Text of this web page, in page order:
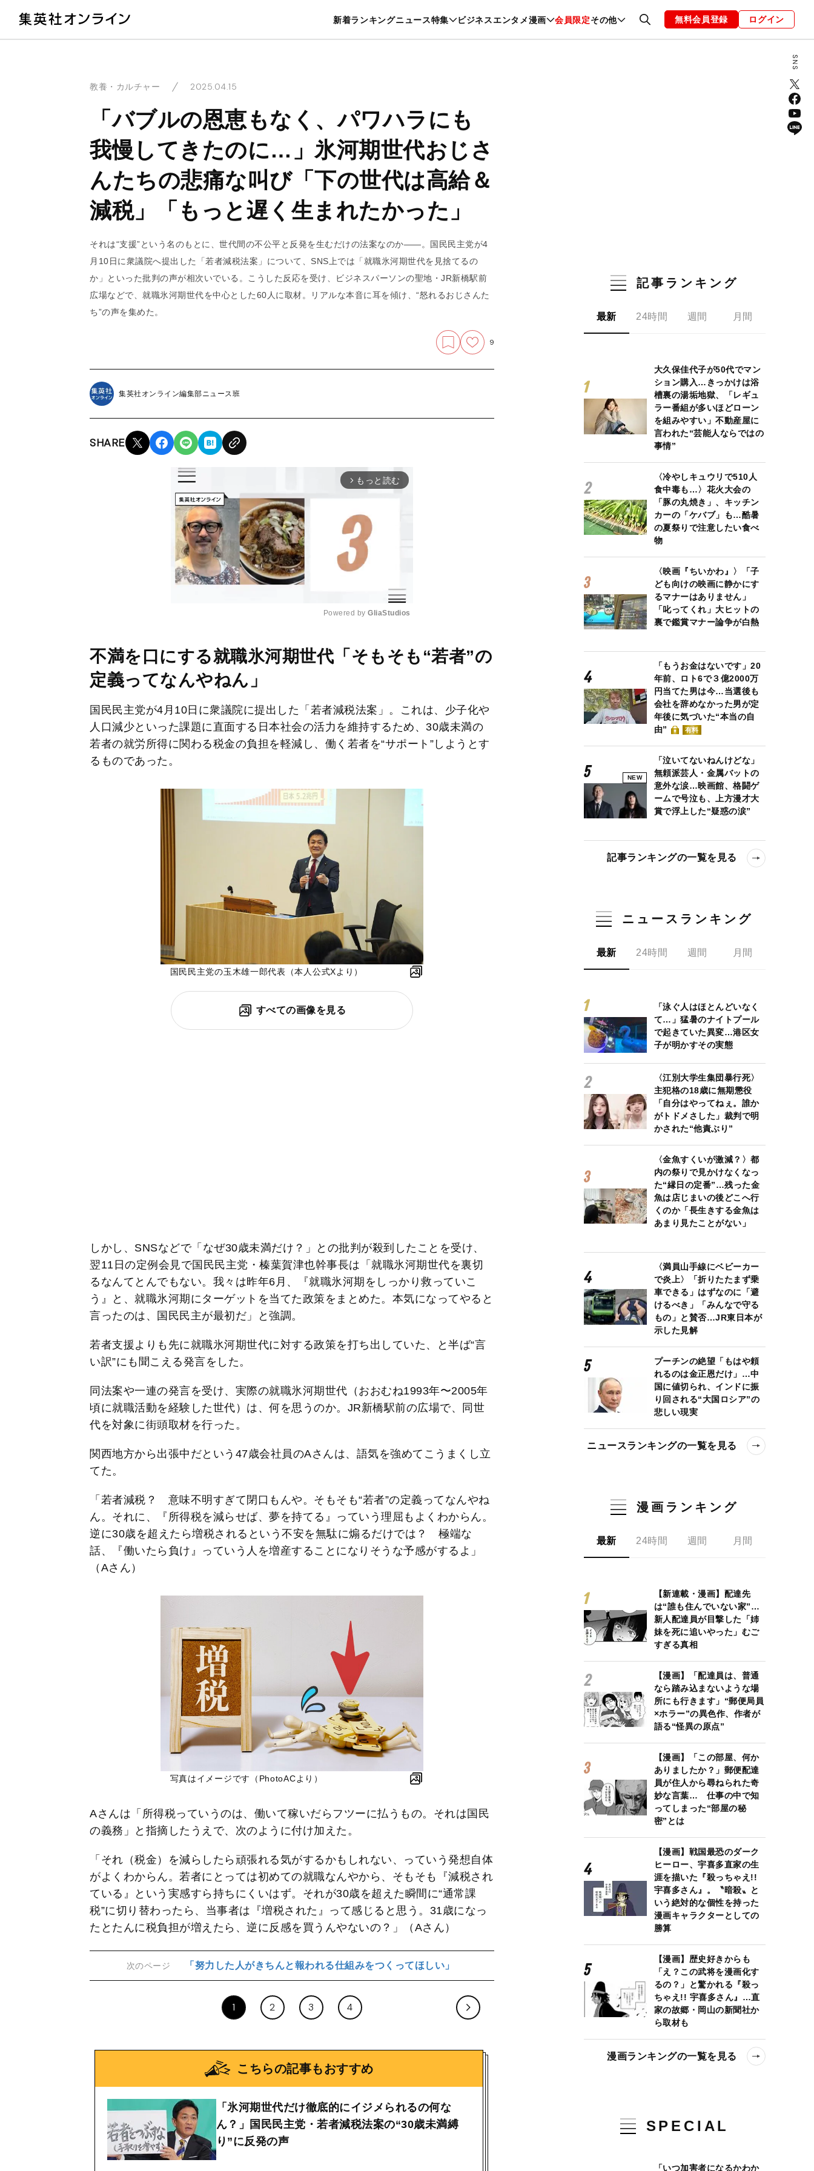
新着ランキングニュース特集 ビジネスエンタメ漫画 会員限定その他
暮らし スポーツ ヘルスケア 美容 グルメ ファッション 恋愛・結婚 編集部 お知らせ
無料会員登録 ログイン
教養・カルチャー 2025.04.15
「バブルの恩恵もなく、パワハラにも
我慢してきたのに…」氷河期世代おじさ
んたちの悲痛な叫び「下の世代は高給＆
減税」「もっと遅く生まれたかった」
それは“支援”という名のもとに、世代間の不公平と反発を生むだけの法案なのか――。国民民主党が4
月10日に衆議院へ提出した「若者減税法案」について、SNS上では「就職氷河期世代を見捨てるの
か」といった批判の声が相次いでいる。こうした反応を受け、ビジネスパーソンの聖地・JR新橋駅前
広場などで、就職氷河期世代を中心とした60人に取材。リアルな本音に耳を傾け、“怒れるおじさんた
ち”の声を集めた。
9
集英社オンライン編集部ニュース班
SHARE
arrow_forward_ios もっと読む
M
Powered by GliaStudios
不満を口にする就職氷河期世代「そもそも“若者”の
定義ってなんやねん」
国民民主党が4月10日に衆議院に提出した「若者減税法案」。これは、少子化や
人口減少といった課題に直面する日本社会の活力を維持するため、30歳未満の
若者の就労所得に関わる税金の負担を軽減し、働く若者を“サポート”しようとす
るものであった。
国民民主党の玉木雄一郎代表（本人公式Xより）
すべての画像を見る
しかし、SNSなどで「なぜ30歳未満だけ？」との批判が殺到したことを受け、
翌11日の定例会見で国民民主党・榛葉賀津也幹事長は「就職氷河期世代を裏切
るなんてとんでもない。我々は昨年6月、『就職氷河期をしっかり救っていこ
う』と、就職氷河期にターゲットを当てた政策をまとめた。本気になってやると
言ったのは、国民民主が最初だ」と強調。
若者支援よりも先に就職氷河期世代に対する政策を打ち出していた、と半ば“言
い訳”にも聞こえる発言をした。
同法案や一連の発言を受け、実際の就職氷河期世代（おおむね1993年〜2005年
頃に就職活動を経験した世代）は、何を思うのか。JR新橋駅前の広場で、同世
代を対象に街頭取材を行った。
関西地方から出張中だという47歳会社員のAさんは、語気を強めてこうまくし立
てた。
「若者減税？ 意味不明すぎて閉口もんや。そもそも“若者”の定義ってなんやね
ん。それに、『所得税を減らせば、夢を持てる』っていう理屈もよくわからん。
逆に30歳を超えたら増税されるという不安を無駄に煽るだけでは？ 極端な
話、『働いたら負け』っていう人を増産することになりそうな予感がするよ」
（Aさん）
写真はイメージです（PhotoACより）
Aさんは「所得税っていうのは、働いて稼いだらフツーに払うもの。それは国民
の義務」と指摘したうえで、次のように付け加えた。
「それ（税金）を減らしたら頑張れる気がするかもしれない、っていう発想自体
がよくわからん。若者にとっては初めての就職なんやから、そもそも『減税され
ている』という実感すら持ちにくいはず。それが30歳を超えた瞬間に“通常課
税”に切り替わったら、当事者は『増税された』って感じると思う。31歳になっ
たとたんに税負担が増えたら、逆に反感を買うんやないの？」（Aさん）
次のページ 「努力した人がきちんと報われる仕組みをつくってほしい」
1 2 3 4
こちらの記事もおすすめ
「氷河期世代だけ徹底的にイジメられるの何な
ん？」国民民主党・若者減税法案の“30歳未満縛
り”に反発の声
記事ランキング
最新 24時間 週間 月間
大久保佳代子が50代でマン
ション購入…きっかけは浴
槽裏の湯垢地獄、「レギュ
ラー番組が多いほどローン
を組みやすい」不動産屋に
言われた“芸能人ならではの
事情”
〈冷やしキュウリで510人
食中毒も…〉花火大会の
「豚の丸焼き」、キッチン
カーの「ケバブ」も…酷暑
の夏祭りで注意したい食べ
物
〈映画『ちいかわ』〉「子
ども向けの映画に静かにす
るマナーはありません」
「叱ってくれ」大ヒットの
裏で鑑賞マナー論争が白熱
「もうお金はないです」20
年前、ロト6で３億2000万
円当てた男は今…当選後も
会社を辞めなかった男が定
年後に気づいた“本当の自
由”
有料
NEW
「泣いてないねんけどな」
無頼派芸人・金属バットの
意外な涙…映画館、格闘ゲ
ームで号泣も、上方漫才大
賞で浮上した“疑惑の涙”
記事ランキングの一覧を見る
ニュースランキング
最新 24時間 週間 月間
「泳ぐ人はほとんどいなく
て…」猛暑のナイトプール
で起きていた異変…港区女
子が明かすその実態
〈江別大学生集団暴行死〉
主犯格の18歳に無期懲役
「自分はやってねぇ。誰か
がトドメさした」裁判で明
かされた“他責ぶり”
〈金魚すくいが激減？〉都
内の祭りで見かけなくなっ
た“縁日の定番”…残った金
魚は店じまいの後どこへ行
くのか「長生きする金魚は
あまり見たことがない」
〈満員山手線にベビーカー
で炎上〉「折りたたまず乗
車できる」はずなのに「避
けるべき」「みんなで守る
もの」と賛否…JR東日本が
示した見解
プーチンの絶望「もはや頼
れるのは金正恩だけ」…中
国に値切られ、インドに振
り回される“大国ロシア”の
悲しい現実
ニュースランキングの一覧を見る
漫画ランキング
最新 24時間 週間 月間
【新連載・漫画】配達先
は“誰も住んでいない家”…
新人配達員が目撃した「姉
妹を死に追いやった」むご
すぎる真相
【漫画】「配達員は、普通
なら踏み込まないような場
所にも行きます」“郵便局員
×ホラー”の異色作、作者が
語る“怪異の原点”
【漫画】「この部屋、何か
ありましたか？」郵便配達
員が住人から尋ねられた奇
妙な言葉… 仕事の中で知
ってしまった“部屋の秘
密”とは
【漫画】戦国最恐のダーク
ヒーロー、宇喜多直家の生
涯を描いた『殺っちゃえ!!
宇喜多さん』。〝暗殺〟と
いう絶対的な個性を持った
漫画キャラクターとしての
勝算
【漫画】歴史好きからも
「え？この武将を漫画化す
るの？」と驚かれる『殺っ
ちゃえ!! 宇喜多さん』…直
家の故郷・岡山の新聞社か
ら取材も
漫画ランキングの一覧を見る
SPECIAL
「いつ加害者になるかわか